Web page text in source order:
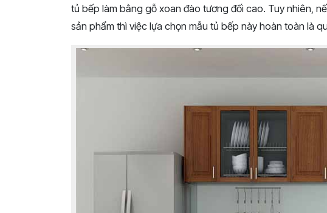
tủ bếp làm bằng gỗ xoan đào tương đối cao. Tuy nhiên,
sản phẩm thì việc lựa chọn mẫu tủ bếp này hoàn toàn là